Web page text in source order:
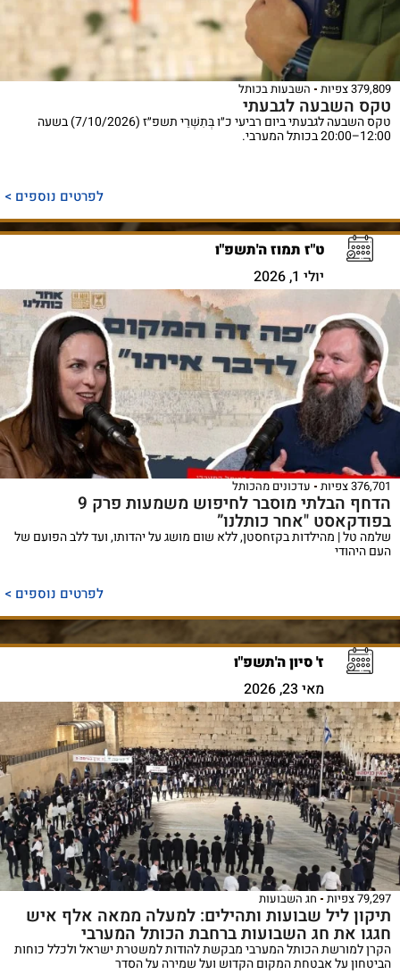
379,809 צפיות השבעות בכותל
טקס השבעה לגבעתי
טקס השבעה לגבעתי ביום רביעי כ״ו בְּתִשְׁרֵי תשפ״ז (7/10/2026) בשעה
12:00–20:00 בכותל המערבי.
לפרטים נוספים >
ט"ז תמוז ה'תשפ"ו
יולי 1, 2026
376,701 צפיות עדכונים מהכותל
הדחף הבלתי מוסבר לחיפוש משמעות פרק 9
בפודקאסט "אחר כותלנו”
שלמה טל | מהילדות בקזחסטן, ללא שום מושג על יהדותו, ועד ללב הפועם של
העם היהודי
לפרטים נוספים >
ז' סיון ה'תשפ"ו
מאי 23, 2026
79,297 צפיות חג השבועות
תיקון ליל שבועות ותהילים: למעלה ממאה אלף איש
חגגו את חג השבועות ברחבת הכותל המערבי
הקרן למורשת הכותל המערבי מבקשת להודות למשטרת ישראל ולכלל כוחות
הביטחון על אבטחת המקום הקדוש ועל שמירה על הסדר